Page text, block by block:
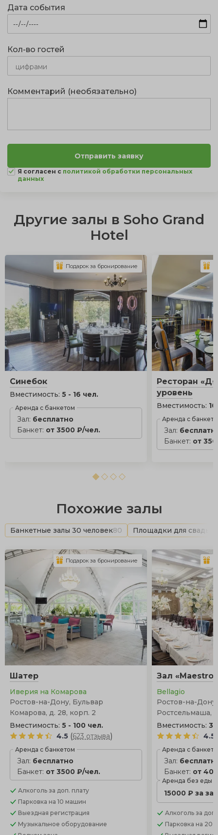
Дата события
Кол-во гостей
Комментарий (необязательно)
Я согласен с политикой обработки персональных
данных
Другие залы в Soho Grand
Hotel
Синебок
Вместимость: 5 - 16 чел.
Аренда с банкетом
Зал: бесплатно
Банкет: от 3500 ₽/чел.
Подарок за бронирование
Ресторан
уровень
Вместимость:
Аренда с
Зал:
Банкет: от
Похожие залы
Банкетные залы 30 человек80 Площадки для
Шатер
Иверия на Комарова
Ростов-на-Дону, Бульвар
Комарова, д. 28, корп. 2
Вместимость: 5 - 100 чел.
4.5 (623 отзыва)
Аренда с банкетом
Зал: бесплатно
Банкет: от 3500 ₽/чел.
Алкоголь за доп. плату
Парковка на 10 машин
Выездная регистрация
Музыкальное оборудование
Подарок за бронирование
Зал «Maestro»
Bellagio
Ростов-на-Дону,
Ростсельмаша,
Вместимость:
4.5
Аренда с
Зал:
Банкет: от
Аренда без еды
15000 ₽ за
Алкоголь за
Парковка на 20